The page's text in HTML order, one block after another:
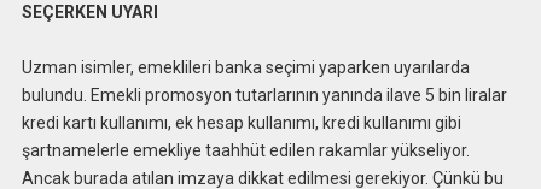
SEÇERKEN UYARI
Uzman isimler, emeklileri banka seçimi yaparken uyarılarda
bulundu. Emekli promosyon tutarlarının yanında ilave 5 bin liralar
kredi kartı kullanımı, ek hesap kullanımı, kredi kullanımı gibi
şartnamelerle emekliye taahhüt edilen rakamlar yükseliyor.
Ancak burada atılan imzaya dikkat edilmesi gerekiyor. Çünkü bu